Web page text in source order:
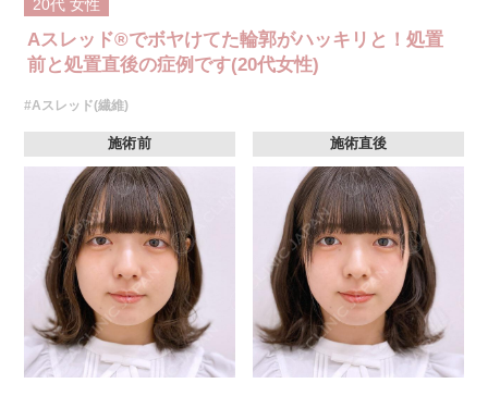
20代 女性
Aスレッド®でボヤけてた輪郭がハッキリと！処置
前と処置直後の症例です(20代女性)
#Aスレッド(繊維)
施術前 施術直後